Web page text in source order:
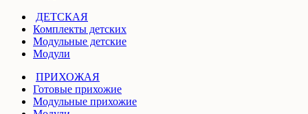
ДЕТСКАЯ
Комплекты детских
Модульные детские
Модули
ПРИХОЖАЯ
Готовые прихожие
Модульные прихожие